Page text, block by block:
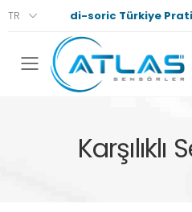
TR di-soric Türkiye Pratik
Menü
Karşılıklı